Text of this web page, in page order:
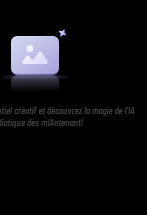
créatif et découvrez la magie de l'IA
dès mIAntenant!